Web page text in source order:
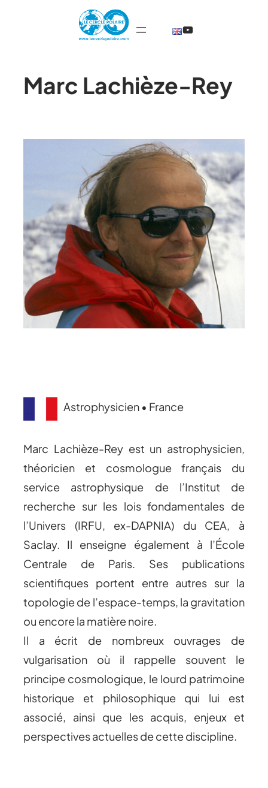
Marc Lachièze-Rey
Astrophysicien • France
Marc Lachièze-Rey est un astrophysicien,
théoricien et cosmologue français du
service astrophysique de l’Institut de
recherche sur les lois fondamentales de
l’Univers (IRFU, ex-DAPNIA) du CEA, à
Saclay. Il enseigne également à l’École
Centrale de Paris. Ses publications
scientifiques portent entre autres sur la
topologie de l’espace-temps, la gravitation
ou encore la matière noire.
Il a écrit de nombreux ouvrages de
vulgarisation où il rappelle souvent le
principe cosmologique, le lourd patrimoine
historique et philosophique qui lui est
associé, ainsi que les acquis, enjeux et
perspectives actuelles de cette discipline.